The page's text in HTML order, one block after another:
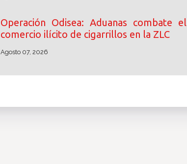
Operación Odisea: Aduanas combate el
comercio ilícito de cigarrillos en la ZLC
Agosto 07, 2026